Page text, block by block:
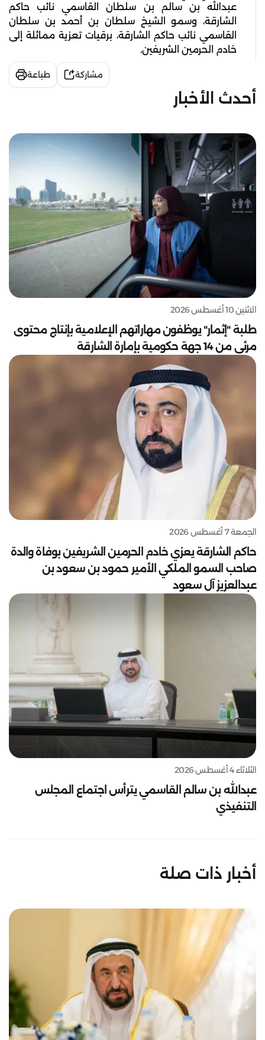
عبدالله بن سالم بن سلطان القاسمي نائب حاكم
الشارقة، وسمو الشيخ سلطان بن أحمد بن سلطان
القاسمي نائب حاكم الشارقة، برقيات تعزية مماثلة إلى
خادم الحرمين الشريفين.
مشاركة طباعة
أحدث الأخبار
الاثنين 10 أغسطس 2026
طلبة "إثمار" يوظفون مهاراتهم الإعلامية بإنتاج محتوى
مرئي من 14 جهة حكومية بإمارة الشارقة
الجمعة 7 أغسطس 2026
حاكم الشارقة يعزي خادم الحرمين الشريفين بوفاة والدة
صاحب السمو الملكي الأمير حمود بن سعود بن
عبدالعزيز آل سعود
الثلاثاء 4 أغسطس 2026
عبدالله بن سالم القاسمي يترأس اجتماع المجلس
التنفيذي
أخبار ذات صلة